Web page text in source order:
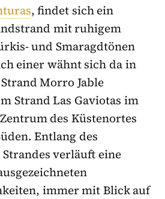
, findet sich ein
mit ruhigem
und Smaragdtönen
einer wähnt sich da in
Morro Jable
Strand Las Gaviotas im
des Küstenortes
Entlang des
verläuft eine
immer mit Blick auf